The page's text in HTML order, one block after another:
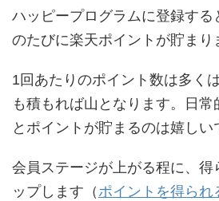
ハッピープログラムに登録する
のたびに楽天ポイントが貯まり
1回あたりのポイント数は多く
も積もれば山となります。日常
とポイントが貯まるのは嬉しい
会員ステージが上がる程に、得
ップします（ ポイントを得られ